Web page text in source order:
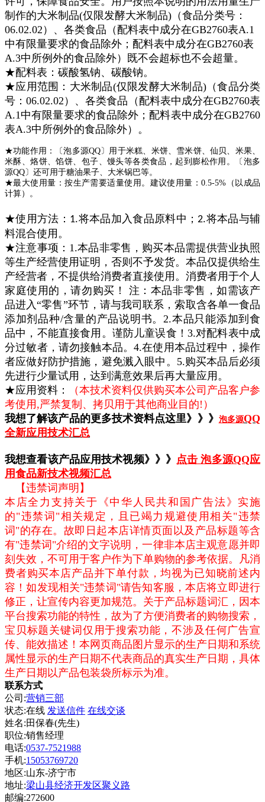
制作的大米制品(仅限发酵大米制品)（食品分类号：
06.02.02）、各类食品（配料表中成分在GB2760表A.1
中有限量要求的食品除外；配料表中成分在GB2760表
A.3中所例外的食品除外） 既不会超标也不会超量。
★配料表：碳酸氢钠、碳酸钠。
★应用范围： 大米制品(仅限发酵大米制品)（食品分类
号：06.02.02）、各类食品（配料表中成分在GB2760表
A.1中有限量要求的食品除外；配料表中成分在GB2760
表A.3中所例外的食品除外）。
★功能作用：〔泡多源QQ〕用于米糕、米饼、雪米饼、仙贝、米果、
米酥、烙饼、馅饼、包子、馒头等各类食品，起到膨松作用。〔泡多
源QQ〕还可用于糖油果子、大米锅巴等。
★最大使用量：按生产需要适量使用。 建议使用量：0.5-5%（以成品
计算）。
★使用方法： 1.将本品加入食品原料中； 2.将本品与辅
料混合使用。
★注意事项：1.本品非零售，购买本品需提供营业执照
等生产经营使用证明，否则不予发货。本品仅提供给生
产经营者，不提供给消费者直接使用。消费者用于个人
家庭使用的，请勿购买！ 注：本品非零售，如需该产
品进入“零售”环节，请与我司联系，索取含各单一食品
添加剂品种/含量的产品说明书。2.本品只能添加到食
品中，不能直接食用。谨防儿童误食！3.对配料表中成
分过敏者，请勿接触本品。4.在使用本品过程中，操作
者应做好防护措施，避免溅入眼中。5.购买本品后必须
先进行少量试用，达到满意效果后再大量应用。
★应用资料：
（本技术资料仅供购买本公司产品客户参
考使用,严禁复制、拷贝用于其他商业目的!）
我想了解该产品的更多技术资料点这里》》》 泡多源QQ
全新应用技术汇总
我想查看该产品应用技术视频》》》 点击 泡多源QQ应
用食品新技术视频汇总
【违禁词声明】
本店全力支持关于《中华人民共和国广告法》实施
的"违禁词"相关规定，且已竭力规避使用相关"违禁
词"的存在。故即日起本店详情页面以及产品标题等含
有"违禁词"介绍的文字说明，一律非本店主观意愿并即
刻失效，不可用于客户作为下单购物的参考依据。凡消
费者购买本店产品并下单付款，均视为已知晓前述内
容！如发现相关"违禁词"请告知客服，本店将立即进行
修正，让宣传内容更加规范。关于产品标题词汇，因本
平台搜索功能的特性，故为了方便消费者的购物搜索，
宝贝标题关键词仅用于搜索功能，不涉及任何广告宣
传、能效描述！本网页商品图片显示的生产日期和系统
属性显示的生产日期不代表商品的真实生产日期，具体
生产日期以产品包装袋所标示为准。
联系方式
公司:营销三部
状态:在线 发送信件 在线交谈
姓名:田保春(先生)
职位:销售经理
电话:0537-7521988
手机:15053769720
地区:山东-济宁市
地址:梁山县经济开发区聚义路
邮编:272600